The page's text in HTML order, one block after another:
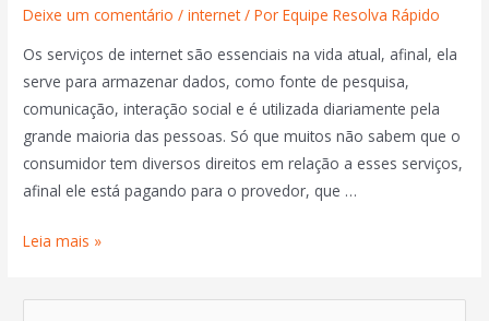
Deixe um comentário /internet/ PorEquipe Resolva Rápido
Os serviços de internet são essenciais na vida atual, afinal, ela
serve para armazenar dados, como fonte de pesquisa,
comunicação, interação social e é utilizada diariamente pela
grande maioria das pessoas. Só que muitos não sabem que o
consumidor tem diversos direitos em relação a esses serviços,
afinal ele está pagando para o provedor, que …
Leia mais »